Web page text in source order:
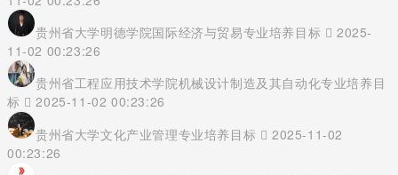
贵州省大学明德学院国际经济与贸易专业培养目标
2025-
11-02 00:23:26
贵州省工程应用技术学院机械设计制造及其自动化专业培养目
标
2025-11-02 00:23:26
贵州省大学文化产业管理专业培养目标
2025-11-02
00:23:26